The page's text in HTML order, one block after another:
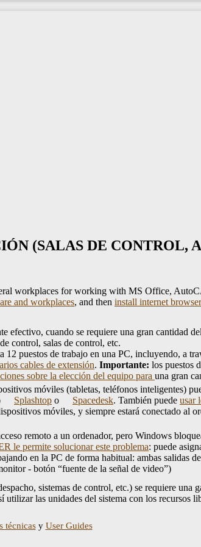
(SALAS DE CONTROL,
workplaces for working with MS Office,
and workplaces, and then install internet
efectivo, cuando se requiere una gran cantidad
control, salas de control, etc.
12 puestos de trabajo en una PC, incluyendo, a
cables de extensión. Importante: los puestos
sobre la elección del equipo para una gran
móviles (tabletas, teléfonos inteligentes)
Splashtop o Spacedesk. También puede usar
móviles, y siempre estará conectado al
remoto a un ordenador, pero Windows
le permite solucionar este problema: puede
en la PC de forma habitual: ambas salidas
- botón “fuente de la señal de video”)
sistemas de control, etc.) se requiere
utilizar las unidades del sistema con los recursos
técnicasy User Guides